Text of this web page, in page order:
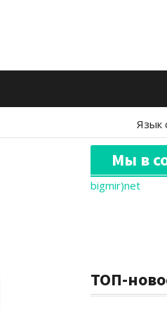
Язык
Мы в
bigmir)net
ТОП-